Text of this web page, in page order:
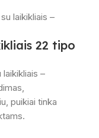
22 tipo
–
puikiai tinka